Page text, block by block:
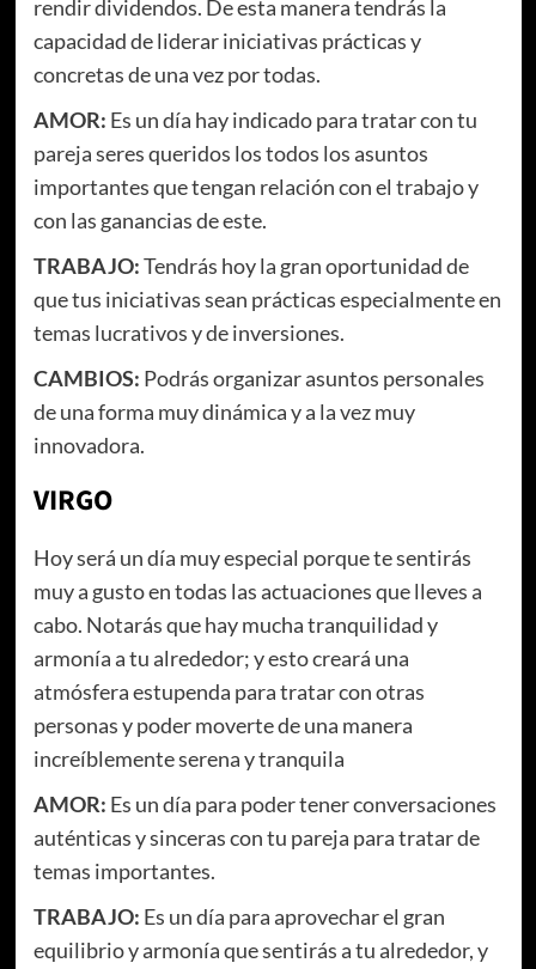
rendir dividendos. De esta manera tendrás la
capacidad de liderar iniciativas prácticas y
concretas de una vez por todas.
AMOR: Es un día hay indicado para tratar con tu
pareja seres queridos los todos los asuntos
importantes que tengan relación con el trabajo y
con las ganancias de este.
TRABAJO:Tendrás hoy la gran oportunidad de
que tus iniciativas sean prácticas especialmente en
temas lucrativos y de inversiones.
CAMBIOS: Podrás organizar asuntos personales
de una forma muy dinámica y a la vez muy
innovadora.
VIRGO
Hoy será un día muy especial porque te sentirás
muy a gusto en todas las actuaciones que lleves a
cabo. Notarás que hay mucha tranquilidad y
armonía a tu alrededor; y esto creará una
atmósfera estupenda para tratar con otras
personas y poder moverte de una manera
increíblemente serena y tranquila
AMOR: Es un día para poder tener conversaciones
auténticas y sinceras con tu pareja para tratar de
temas importantes.
TRABAJO: Es un día para aprovechar el gran
equilibrio y armonía que sentirás a tu alrededor, y